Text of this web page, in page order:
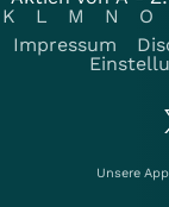
K
L M N O
Impressum
Unsere